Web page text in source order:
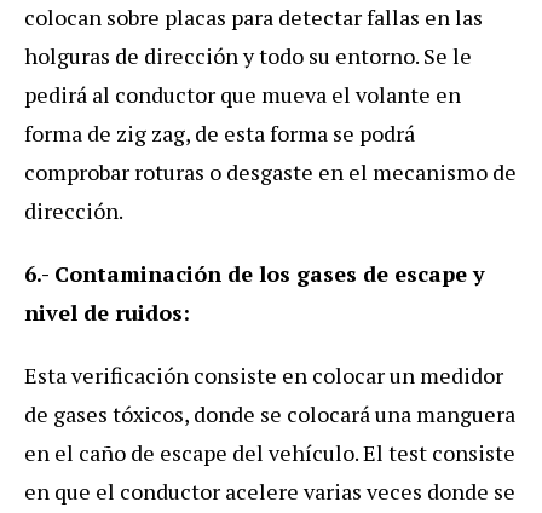
colocan sobre placas para detectar fallas en las
holguras de dirección y todo su entorno. Se le
pedirá al conductor que mueva el volante en
forma de zig zag, de esta forma se podrá
comprobar roturas o desgaste en el mecanismo de
dirección.
6.- Contaminación de los gases de escape y
nivel de ruidos:
Esta verificación consiste en colocar un medidor
de gases tóxicos, donde se colocará una manguera
en el caño de escape del vehículo. El test consiste
en que el conductor acelere varias veces donde se